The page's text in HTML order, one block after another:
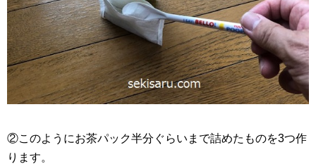
②このようにお茶パック半分ぐらいまで詰めたものを3つ作
ります。